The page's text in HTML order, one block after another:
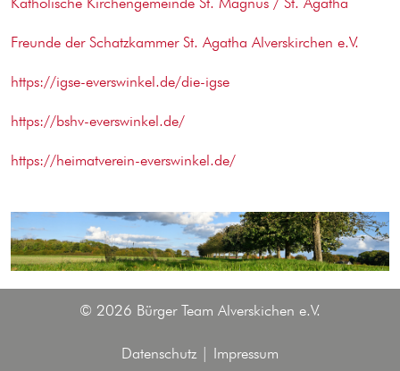
Freunde der Schatzkammer St. Agatha Alverskirchen e.V.
https://igse-everswinkel.de/die-igse
https://bshv-everswinkel.de/
https://heimatverein-everswinkel.de/
© 2026 Bürger Team Alverskichen e.V.
Datenschutz Impressum